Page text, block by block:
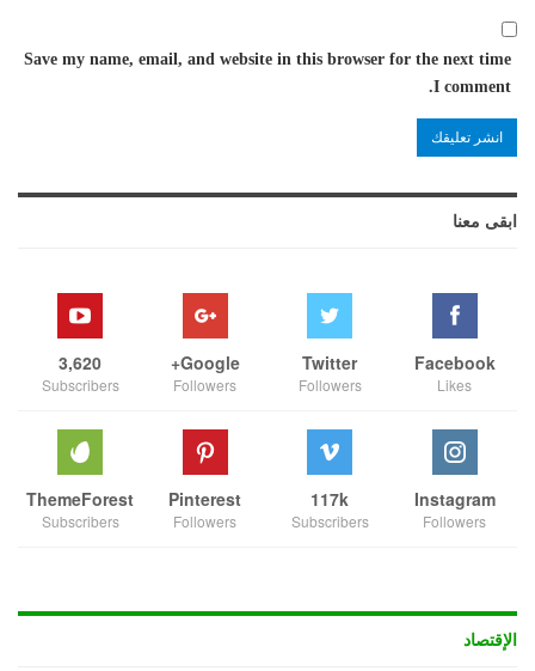
Save my name, email, and website in this browser for the next time
I comment.
ابقى معنا
Facebook
Likes
Twitter
Followers
Google+
Followers
3,620
Subscribers
Instagram
Followers
117k
Subscribers
Pinterest
Followers
ThemeForest
Subscribers
الإقتصاد